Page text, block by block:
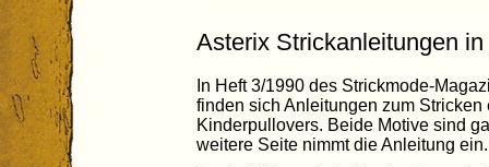
Asterix Strickanleitungen
In Heft 3/1990 des Strickmode-
finden sich Anleitungen zum
Kinderpullovers. Beide Motive sind
weitere Seite nimmt die Anleitung ein.